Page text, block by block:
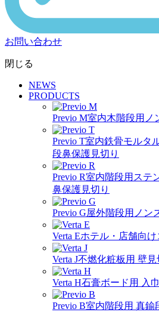
お問い合わせ
閉じる
NEWS
PRODUCTS
Previo M室内木階段用ノ
Previo T室内鉄骨モルタ
段鼻保護見切り
Previo R室内階段用ステ
鼻保護見切り
Previo G屋外階段用ノン
Verta Eホテル・店舗向
Verta J不燃化粧板用 壁
Verta H石膏ボード用 入
Previo B室内階段用 真鍮